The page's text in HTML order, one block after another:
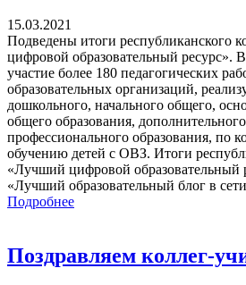
15.03.2021
Подведены итоги республиканского
цифровой образовательный ресурс».
участие более 180 педагогических
образовательных организаций,
дошкольного, начального общего,
общего образования,
профессионального образования, по
обучению детей с ОВЗ. Итоги
«Лучший цифровой образовательный
«Лучший образовательный блог в
Подробнее
Поздравляем коллег-